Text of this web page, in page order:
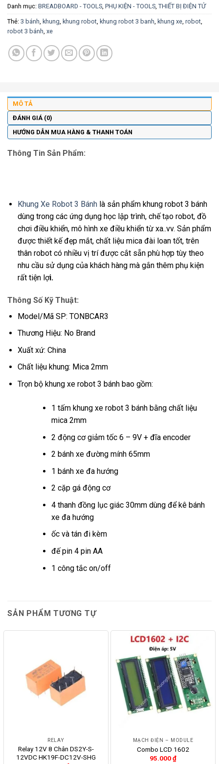
Danh mục: BREADBOARD - TOOLS, PHỤ KIỆN - TOOLS, THIẾT BỊ ĐIỆN TỬ
Thẻ: 3 bánh, khung, khung robot, khung robot 3 banh, khung xe, robot,
robot 3 bánh, xe
MÔ TẢ
ĐÁNH GIÁ (0)
HƯỚNG DẪN MUA HÀNG & THANH TOÁN
Thông Tin Sản Phẩm:
Khung Xe Robot 3 Bánhlà sản phẩm khung robot 3 bánh
dùng trong các ứng dụng học lập trình, chế tạo robot, đồ
chơi điều khiển, mô hình xe điều khiển từ xa..vv. Sản phẩm
được thiết kế đẹp mắt, chất liệu mica đài loan tốt, trên
thân robot có nhiều vị trí được cắt sẵn phù hợp tùy theo
nhu cầu sử dụng của khách hàng mà gắn thêm phụ kiện
rất tiện lợi.
Thông Số Kỹ Thuật:
Model/Mã SP: TONBCAR3
Thương Hiệu: No Brand
Xuất xứ: China
Chất liệu khung: Mica 2mm
Trọn bộ khung xe robot 3 bánh bao gồm:
1 tấm khung xe robot 3 bánh bằng chất liệu
mica 2mm
2 động cơ giảm tốc 6 – 9V + đĩa encoder
2 bánh xe đường mính 65mm
1 bánh xe đa hướng
2 cặp gá động cơ
4 thanh đồng lục giác 30mm dùng để kê bánh
xe đa hướng
ốc và tán đi kèm
đế pin 4 pin AA
1 công tắc on/off
SẢN PHẨM TƯƠNG TỰ
RELAY
Relay 12V 8 Chân DS2Y-S-
12VDC HK19F-DC12V-SHG
MẠCH ĐIỆN – MODULE
Combo LCD 1602
95.000₫